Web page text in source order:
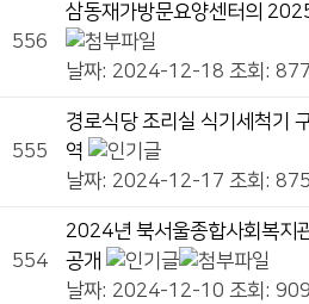
556
삼동재가방문요양센터의
날짜: 2024-12-18 조회:
555
경로식당 조리실 식기세척기
역
날짜: 2024-12-17 조회:
554
2024년 북서울종합사회복지
공개
날짜: 2024-12-10 조회: